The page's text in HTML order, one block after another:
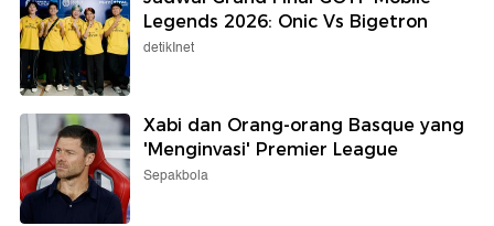
Legends 2026: Onic Vs Bigetron
detikInet
Xabi dan Orang-orang Basque yang
'Menginvasi' Premier League
Sepakbola